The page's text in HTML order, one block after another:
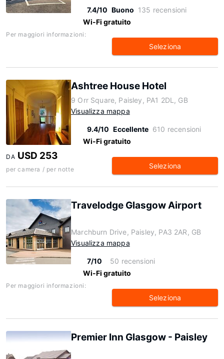
7.4/10 Buono 135 recensioni
Wi-Fi gratuito
Per maggiori informazioni:
Seleziona
Ashtree House Hotel
9 Orr Square, Paisley, PA1 2DL, GB
Visualizza mappa
9.4/10 Eccellente 610 recensioni
Wi-Fi gratuito
DA USD 253
per camera / per notte Seleziona
Travelodge Glasgow Airport
Marchburn Drive, Paisley, PA3 2AR, GB
Visualizza mappa
7/10
50 recensioni
Wi-Fi gratuito
Per maggiori informazioni:
Seleziona
Premier Inn Glasgow - Paisley